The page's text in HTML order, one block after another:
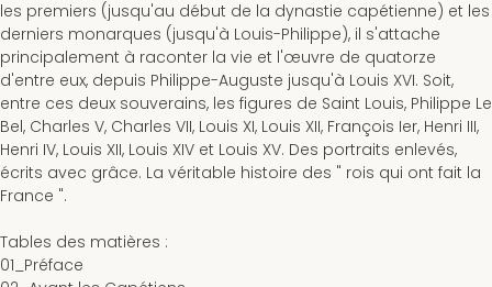
les premiers (jusqu'au début de la dynastie capétienne) et les
derniers monarques (jusqu'à Louis-Philippe), il s'attache
principalement à raconter la vie et l'œuvre de quatorze
d'entre eux, depuis Philippe-Auguste jusqu'à Louis XVI. Soit,
entre ces deux souverains, les figures de Saint Louis, Philippe Le
Bel, Charles V, Charles VII, Louis XI, Louis XII, François Ier, Henri III,
Henri IV, Louis XII, Louis XIV et Louis XV. Des portraits enlevés,
écrits avec grâce. La véritable histoire des " rois qui ont fait la
France ".
Tables des matières :
01_Préface